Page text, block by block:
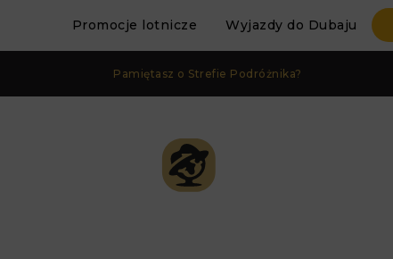
Promocje lotnicze Wyjazdy do Dubaju
Pamiętasz o Strefie Podróżnika?